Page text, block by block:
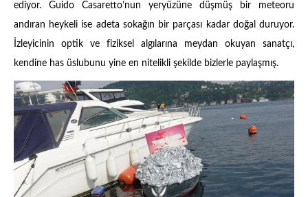
ediyor. Guido Casaretto’nun yeryüzüne düşmüş bir meteoru
andıran heykeli ise adeta sokağın bir parçası kadar doğal duruyor.
İzleyicinin optik ve fiziksel algılarına meydan okuyan sanatçı,
kendine has üslubunu yine en nitelikli şekilde bizlerle paylaşmış.